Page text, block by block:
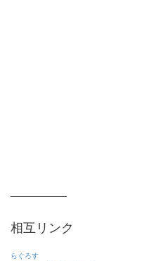
相互リンク
らぐろす